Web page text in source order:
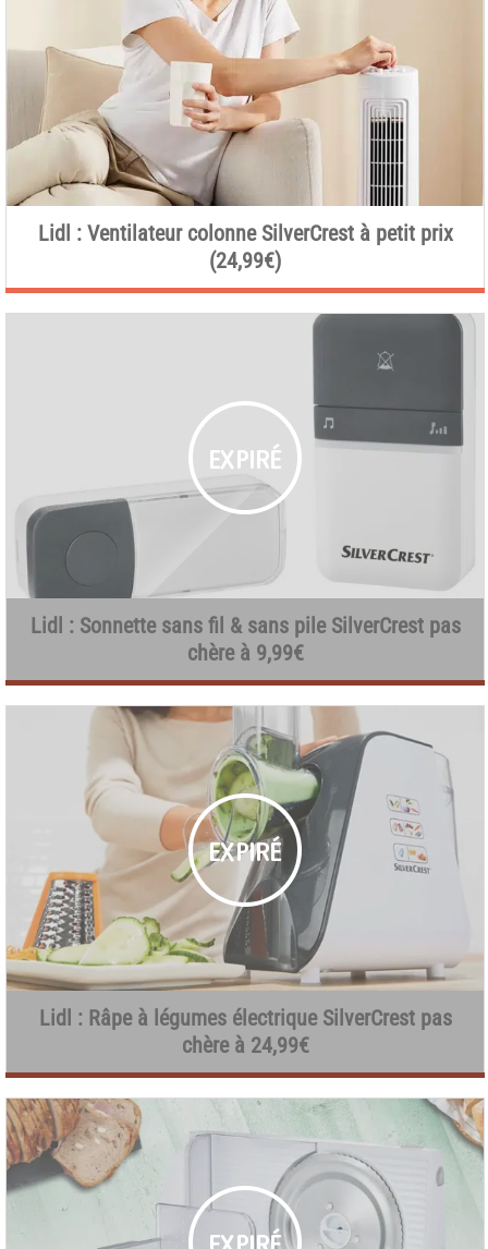
Lidl : Ventilateur colonne SilverCrest à petit prix
(24,99€)
Lidl : Sonnette sans fil & sans pile SilverCrest pas
chère à 9,99€
Lidl : Râpe à légumes électrique SilverCrest pas
chère à 24,99€